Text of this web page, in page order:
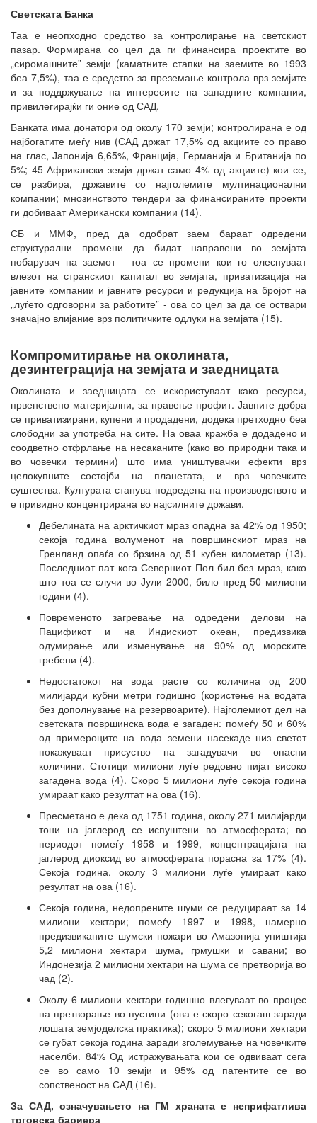
Светската Банка
Таа е неопходно средство за контролирање на светскиот
пазар. Формирана со цел да ги финансира проектите во
„сиромашните” земји (каматните стапки на заемите во 1993
беа 7,5%), таа е средство за преземање контрола врз земјите
и за поддржување на интересите на западните компании,
привилегирајќи ги оние од САД.
Банката има донатори од околу 170 земји; контролирана е од
најбогатите меѓу нив (САД држат 17,5% од акциите со право
на глас, Јапонија 6,65%, Франција, Германија и Британија по
5%; 45 Африкански земји држат само 4% од акциите) кои се,
се разбира, државите со најголемите мултинационални
компании; мнозинството тендери за финансираните проекти
ги добиваат Американски компании (14).
СБ и ММФ, пред да одобрат заем бараат одредени
структурални промени да бидат направени во земјата
побарувач на заемот - тоа се промени кои го олеснуваат
влезот на странскиот капитал во земјата, приватизација на
јавните компании и јавните ресурси и редукција на бројот на
„луѓето одговорни за работите” - ова со цел за да се оствари
значајно влијание врз политичките одлуки на земјата (15).
Компромитирање на околината,
дезинтеграција на земјата и заедницата
Околината и заедницата се искористуваат како ресурси,
првенствено материјални, за правење профит. Јавните добра
се приватизирани, купени и продадени, додека претходно беа
слободни за употреба на сите. На оваа кражба е додадено и
соодветно отфрлање на несаканите (како во природни така и
во човечки термини) што има уништувачки ефекти врз
целокупните состојби на планетата, и врз човечките
суштества. Културата станува подредена на производството и
е привидно концентрирана во најсилните држави.
Дебелината на арктичкиот мраз опадна за 42% од 1950;
секоја година волуменот на површинскиот мраз на
Гренланд опаѓа со брзина од 51 кубен километар (13).
Последниот пат кога Северниот Пол бил без мраз, како
што тоа се случи во Јули 2000, било пред 50 милиони
години (4).
Повременото загревање на одредени делови на
Пацификот и на Индискиот океан, предизвика
одумирање или изменување на 90% од морските
гребени (4).
Недостатокот на вода расте со количина од 200
милијарди кубни метри годишно (користење на водата
без дополнување на резервоарите). Најголемиот дел на
светската површинска вода е загаден: помеѓу 50 и 60%
од примероците на вода земени насекаде низ светот
покажуваат присуство на загадувачи во опасни
количини. Стотици милиони луѓе редовно пијат високо
загадена вода (4). Скоро 5 милиони луѓе секоја година
умираат како резултат на ова (16).
Пресметано е дека од 1751 година, околу 271 милијарди
тони на јаглерод се испуштени во атмосферата; во
периодот помеѓу 1958 и 1999, концентрацијата на
јаглерод диоксид во атмосферата порасна за 17% (4).
Секоја година, околу 3 милиони луѓе умираат како
резултат на ова (16).
Секоја година, недопрените шуми се редуцираат за 14
милиони хектари; помеѓу 1997 и 1998, намерно
предизвиканите шумски пожари во Амазонија уништија
5,2 милиони хектари шума, грмушки и савани; во
Индонезија 2 милиони хектари на шума се претворија во
чад (2).
Околу 6 милиони хектари годишно влегуваат во процес
на претворање во пустини (ова е скоро секогаш заради
лошата земјоделска практика); скоро 5 милиони хектари
се губат секоја година заради зголемување на човечките
населби. 84% Од истражувањата кои се одвиваат сега
се во само 10 земји и 95% од патентите се во
сопственост на САД (16).
За САД, означувањето на ГМ храната е неприфатлива
трговска бариера